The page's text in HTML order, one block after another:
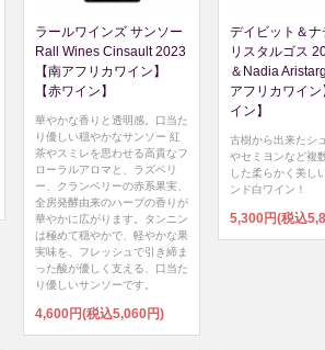
ラールワインズ サンソー
Rall Wines Cinsault 2023
【南アフリカワイン】
【赤ワイン】
華やかな香りと透明感。口当た
り優しい穏やかなサンソー 紅
茶やスミレを思わせる高貴なフ
ローラルアロマと、ラズベリ
ー、クランベリーの赤系果実、
全房発酵由来のハーブの香りが
華やかに広がります。タンニン
は極めて穏やかで、軽やかな果
実味を、フレッシュで引き締ま
った酸が優しく支える、口当た
り優しいサンソーです。
4,600円(税込5,060円)
デイビット＆ナ
リスタルゴス
＆Nadia
アフリカワイン
イン】
古樹から出来たシ
やセミヨンなど複
した柔らかく美し
ンド白ワイン！
5,300円(税込